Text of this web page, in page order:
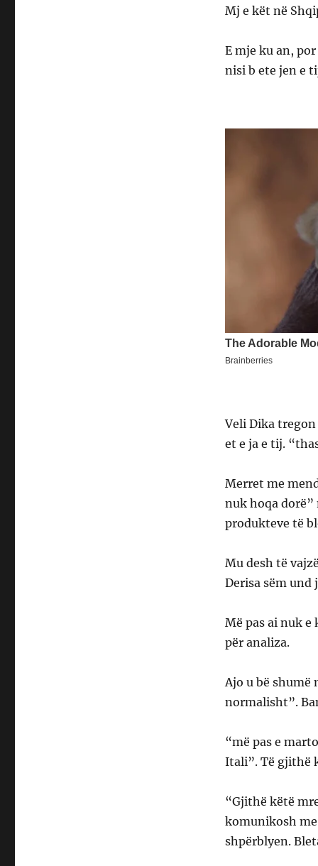
Mj e kët në
E mje ku an,
nisi b ete jen e
Veli Dika
et e ja e tij.
Merret me
nuk hoqa
produkteve të
Mu desh të
Derisa sëm und
Më pas ai nuk e
për analiza.
Ajo u bë shumë
normalisht”.
“më pas e
Itali”. Të gjithë
“Gjithë këtë
komunikosh
shpërblyen.